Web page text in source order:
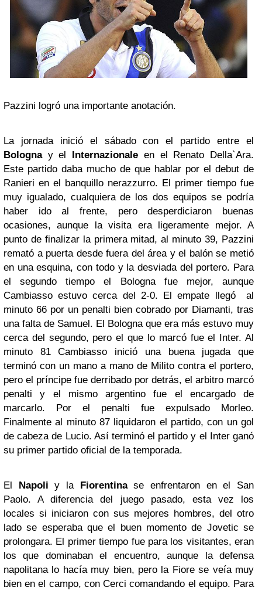
Pazzini logró una importante anotación.
La jornada inició el sábado con el partido entre el
Bolognay el Internazionale en el Renato Della`Ara.
Este partido daba mucho de que hablar por el debut de
Ranieri en el banquillo nerazzurro. El primer tiempo fue
muy igualado, cualquiera de los dos equipos se podría
haber ido al frente, pero desperdiciaron buenas
ocasiones, aunque la visita era ligeramente mejor. A
punto de finalizar la primera mitad, al minuto 39, Pazzini
remató a puerta desde fuera del área y el balón se metió
en una esquina, con todo y la desviada del portero. Para
el segundo tiempo el Bologna fue mejor, aunque
Cambiasso estuvo cerca del 2-0. El empate llegó al
minuto 66 por un penalti bien cobrado por Diamanti, tras
una falta de Samuel. El Bologna que era más estuvo muy
cerca del segundo, pero el que lo marcó fue el Inter. Al
minuto 81 Cambiasso inició una buena jugada que
terminó con un mano a mano de Milito contra el portero,
pero el príncipe fue derribado por detrás, el arbitro marcó
penalti y el mismo argentino fue el encargado de
marcarlo. Por el penalti fue expulsado Morleo.
Finalmente al minuto 87 liquidaron el partido, con un gol
de cabeza de Lucio. Así terminó el partido y el Inter ganó
su primer partido oficial de la temporada.
El Napoli y la Fiorentinase enfrentaron en el San
Paolo. A diferencia del juego pasado, esta vez los
locales si iniciaron con sus mejores hombres, del otro
lado se esperaba que el buen momento de Jovetic se
prolongara. El primer tiempo fue para los visitantes, eran
los que dominaban el encuentro, aunque la defensa
napolitana lo hacía muy bien, pero la Fiore se veía muy
bien en el campo, con Cerci comandando el equipo. Para